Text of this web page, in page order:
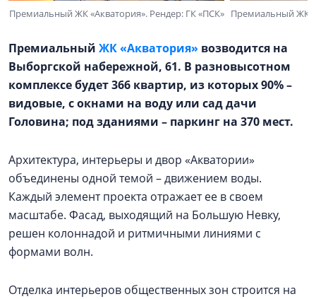
Премиальный ЖК «Акватория». Рендер: ГК «ПСК» Премиальный ЖК
Премиальный ЖК «Акватория» возводится на
Выборгской набережной, 61. В разновысотном
комплексе будет 366 квартир, из которых 90% –
видовые, с окнами на воду или сад дачи
Головина; под зданиями – паркинг на 370 мест.
Архитектура, интерьеры и двор «Акватории»
объединены одной темой – движением воды.
Каждый элемент проекта отражает ее в своем
масштабе. Фасад, выходящий на Большую Невку,
решен колоннадой и ритмичными линиями с
формами волн.
Отделка интерьеров общественных зон строится на